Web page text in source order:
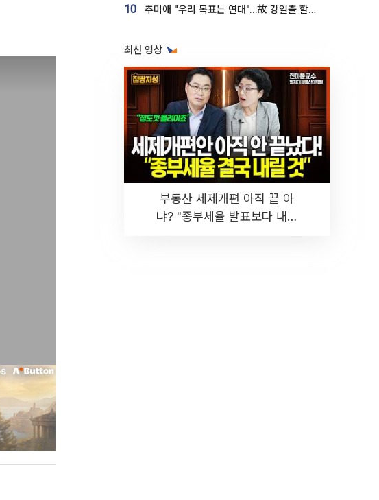
10 추미애 "우리 목표는 연대"…故 강일출 할머니 흉상 제막
최신 영상
부동산 세제개편 아직 끝 아
냐? "종부세율 발표보다 내릴